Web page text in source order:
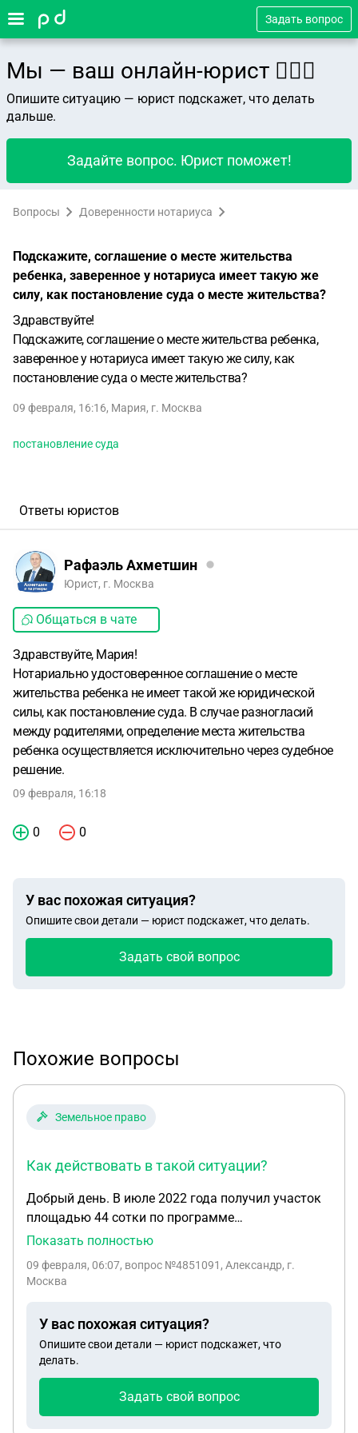
Задать вопрос
Мы — ваш онлайн-юрист 👨🏻‍⚖️
Опишите ситуацию — юрист подскажет, что делать
дальше.
Задайте вопрос. Юрист поможет!
Вопросы Доверенности нотариуса
Подскажите, соглашение о месте жительства
ребенка, заверенное у нотариуса имеет такую же
силу, как постановление суда о месте жительства?
Здравствуйте!
Подскажите, соглашение о месте жительства ребенка,
заверенное у нотариуса имеет такую же силу, как
постановление суда о месте жительства?
09 февраля, 16:16, Мария, г. Москва
постановление суда
Ответы юристов
Рафаэль Ахметшин
Юрист, г. Москва
Общаться в чате
Здравствуйте, Мария!
Нотариально удостоверенное соглашение о месте
жительства ребенка не имеет такой же юридической
силы, как постановление суда. В случае разногласий
между родителями, определение места жительства
ребенка осуществляется исключительно через судебное
решение.
09 февраля, 16:18
0 0
У вас похожая ситуация?
Опишите свои детали — юрист подскажет, что делать.
Задать свой вопрос
Похожие вопросы
Земельное право
Как действовать в такой ситуации?
Добрый день. В июле 2022 года получил участок
площадью 44 сотки по программе
Дальневосточный гектар, зарегистрирован
(договор зарегистрирован в Росреестре). При
вынесла положительное решение и началось
формление. На момент оформления не было ни
каких факторов мешающих оформлению нового
требованием аннулировать мой участок. Суть
Показать полностью
09 февраля, 06:07, вопрос №4851091, Александр, г.
Москва
У вас похожая ситуация?
Опишите свои детали — юрист подскажет, что
делать.
Задать свой вопрос